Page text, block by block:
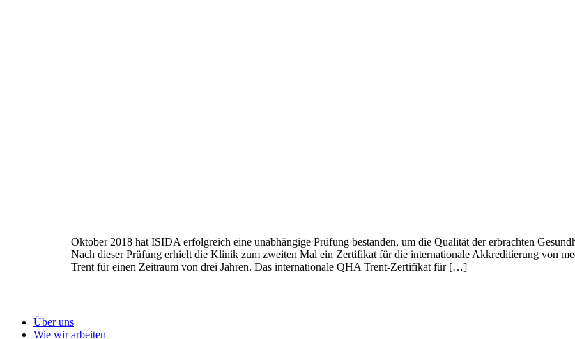
Oktober 2018 hat ISIDA erfolgreich eine unabhängige Prüfung bestanden, um die Qualität der erbrachten
Nach dieser Prüfung erhielt die Klinik zum zweiten Mal ein Zertifikat für die internationale Akkreditierung von
Trent für einen Zeitraum von drei Jahren. Das internationale QHA Trent-Zertifikat für […]
Über uns
Wie wir arbeiten